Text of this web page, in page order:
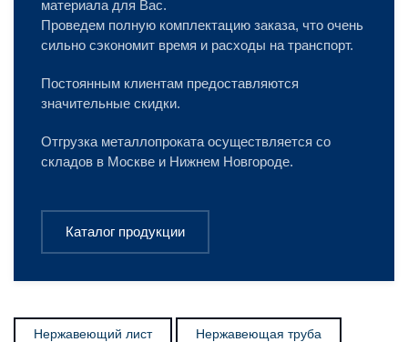
материала для Вас.
Проведем полную комплектацию заказа, что очень
сильно сэкономит время и расходы на транспорт.
Постоянным клиентам предоставляются
значительные скидки.
Отгрузка металлопроката осуществляется со
складов в Москве и Нижнем Новгороде.
Каталог продукции
Нержавеющий лист Нержавеющая труба